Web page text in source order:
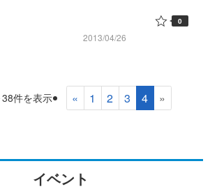
2013/04/26
0
件を表示 « 1 2 3 4 »
イベント